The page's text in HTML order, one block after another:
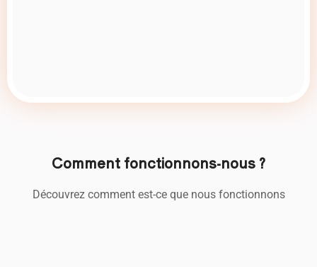
Comment fonctionnons-nous ?
Découvrez comment est-ce que nous fonctionnons